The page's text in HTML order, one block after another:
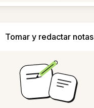
Tomar y redactar notas